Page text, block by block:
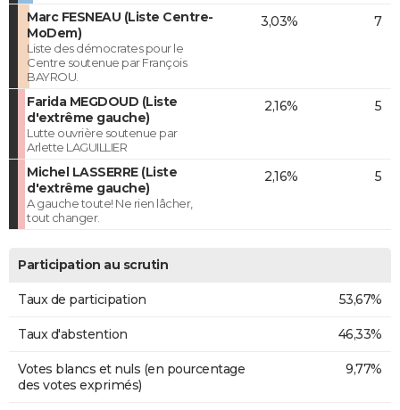
Marc FESNEAU (Liste Centre-
MoDem)
Liste des démocrates pour le
Centre soutenue par François
BAYROU.
3,03% 7
Farida MEGDOUD (Liste
d'extrême gauche)
Lutte ouvrière soutenue par
Arlette LAGUILLIER
2,16% 5
Michel LASSERRE (Liste
d'extrême gauche)
A gauche toute! Ne rien lâcher,
tout changer.
2,16% 5
Participation au scrutin
Taux de participation 53,67%
Taux d'abstention 46,33%
Votes blancs et nuls (en pourcentage
des votes exprimés)
9,77%